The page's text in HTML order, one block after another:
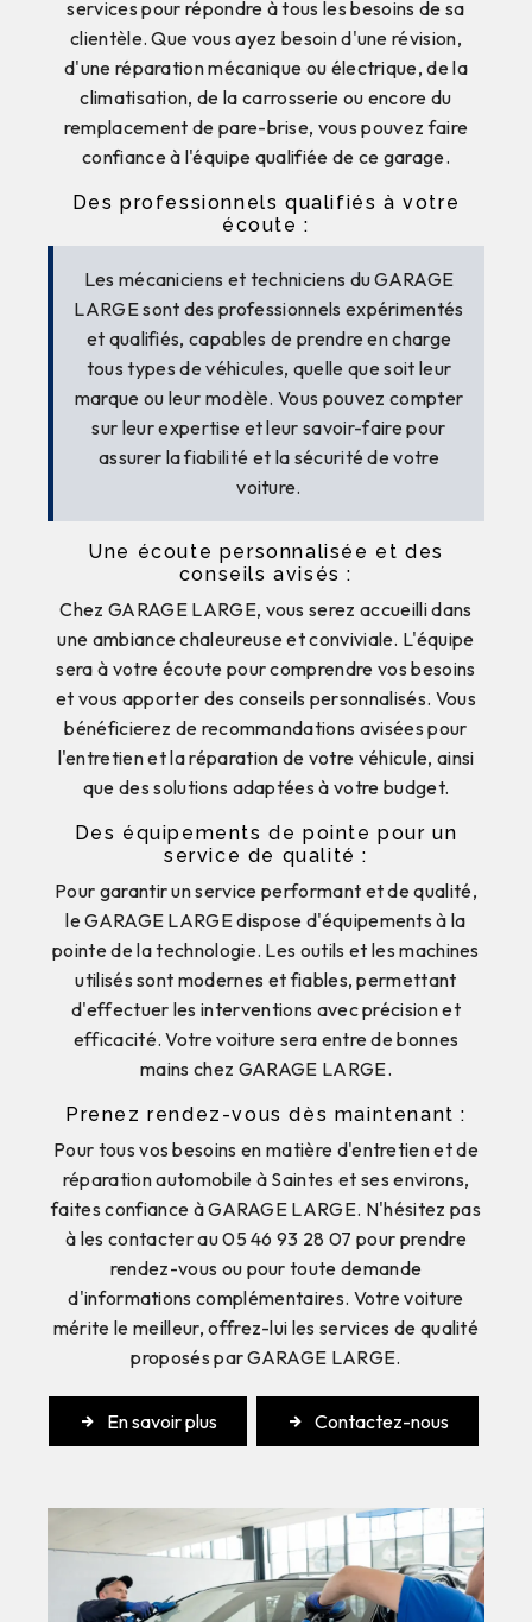
services pour répondre à tous les besoins de sa
clientèle. Que vous ayez besoin d'une révision,
d'une réparation mécanique ou électrique, de la
climatisation, de la carrosserie ou encore du
remplacement de pare-brise, vous pouvez faire
confiance à l'équipe qualifiée de ce garage.
Des professionnels qualifiés à votre
écoute :
Les mécaniciens et techniciens du GARAGE
LARGE sont des professionnels expérimentés
et qualifiés, capables de prendre en charge
tous types de véhicules, quelle que soit leur
marque ou leur modèle. Vous pouvez compter
sur leur expertise et leur savoir-faire pour
assurer la fiabilité et la sécurité de votre
voiture.
Une écoute personnalisée et des
conseils avisés :
Chez GARAGE LARGE, vous serez accueilli dans
une ambiance chaleureuse et conviviale. L'équipe
sera à votre écoute pour comprendre vos besoins
et vous apporter des conseils personnalisés. Vous
bénéficierez de recommandations avisées pour
l'entretien et la réparation de votre véhicule, ainsi
que des solutions adaptées à votre budget.
Des équipements de pointe pour un
service de qualité :
Pour garantir un service performant et de qualité,
le GARAGE LARGE dispose d'équipements à la
pointe de la technologie. Les outils et les machines
utilisés sont modernes et fiables, permettant
d'effectuer les interventions avec précision et
efficacité. Votre voiture sera entre de bonnes
mains chez GARAGE LARGE.
Prenez rendez-vous dès maintenant :
Pour tous vos besoins en matière d'entretien et de
réparation automobile à Saintes et ses environs,
faites confiance à GARAGE LARGE. N'hésitez pas
à les contacter au 05 46 93 28 07 pour prendre
rendez-vous ou pour toute demande
d'informations complémentaires. Votre voiture
mérite le meilleur, offrez-lui les services de qualité
proposés par GARAGE LARGE.
En savoir plus Contactez-nous